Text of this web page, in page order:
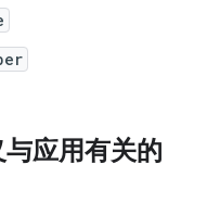
应用有关的